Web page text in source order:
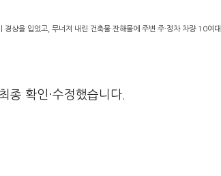
상을 입었고, 무너져 내린 건축물 잔해물에 주변 주·정차 차량 10여대
종 확인·수정했습니다.